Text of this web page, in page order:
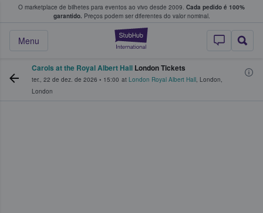
O marketplace de bilhetes para eventos ao vivo desde 2009. Cada pedido é 100%
garantido. Preços podem ser diferentes do valor nominal.
StubHub – onde
Menu
fãs compram e vendem bilhetes
Carols at the Royal Albert Hall London Tickets
ter., 22 de dez. de 2026 • 15:00 at London Royal Albert Hall, London,
London